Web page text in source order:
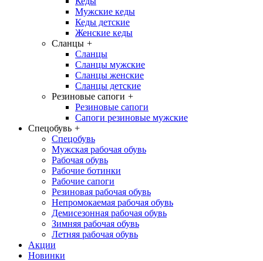
Мужские кеды
Кеды детские
Женские кеды
Сланцы +
Сланцы
Сланцы мужские
Сланцы женские
Сланцы детские
Резиновые сапоги +
Резиновые сапоги
Сапоги резиновые мужские
Спецобувь +
Спецобувь
Мужская рабочая обувь
Рабочая обувь
Рабочие ботинки
Рабочие сапоги
Резиновая рабочая обувь
Непромокаемая рабочая обувь
Демисезонная рабочая обувь
Зимняя рабочая обувь
Летняя рабочая обувь
Акции
Новинки